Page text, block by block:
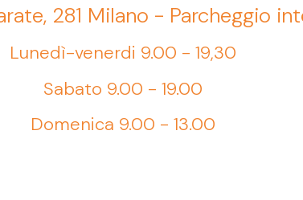
281 Milano - Parcheggio
Lunedì-venerdi 9.00 - 19,30
Sabato 9.00 - 19.00
Domenica 9.00 - 13.00